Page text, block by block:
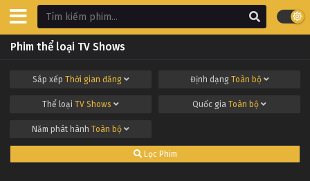
Phim thể loại TV Shows
Sắp xếp Thời gian đăng Định dạng Toàn bộ
Thể loại TV Shows Quốc gia Toàn bộ
Năm phát hành Toàn bộ
Lọc Phim